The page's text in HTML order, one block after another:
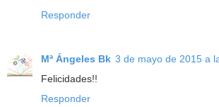
Responder
Mª Ángeles Bk 3 de mayo de 2015 a
Felicidades!!
Responder